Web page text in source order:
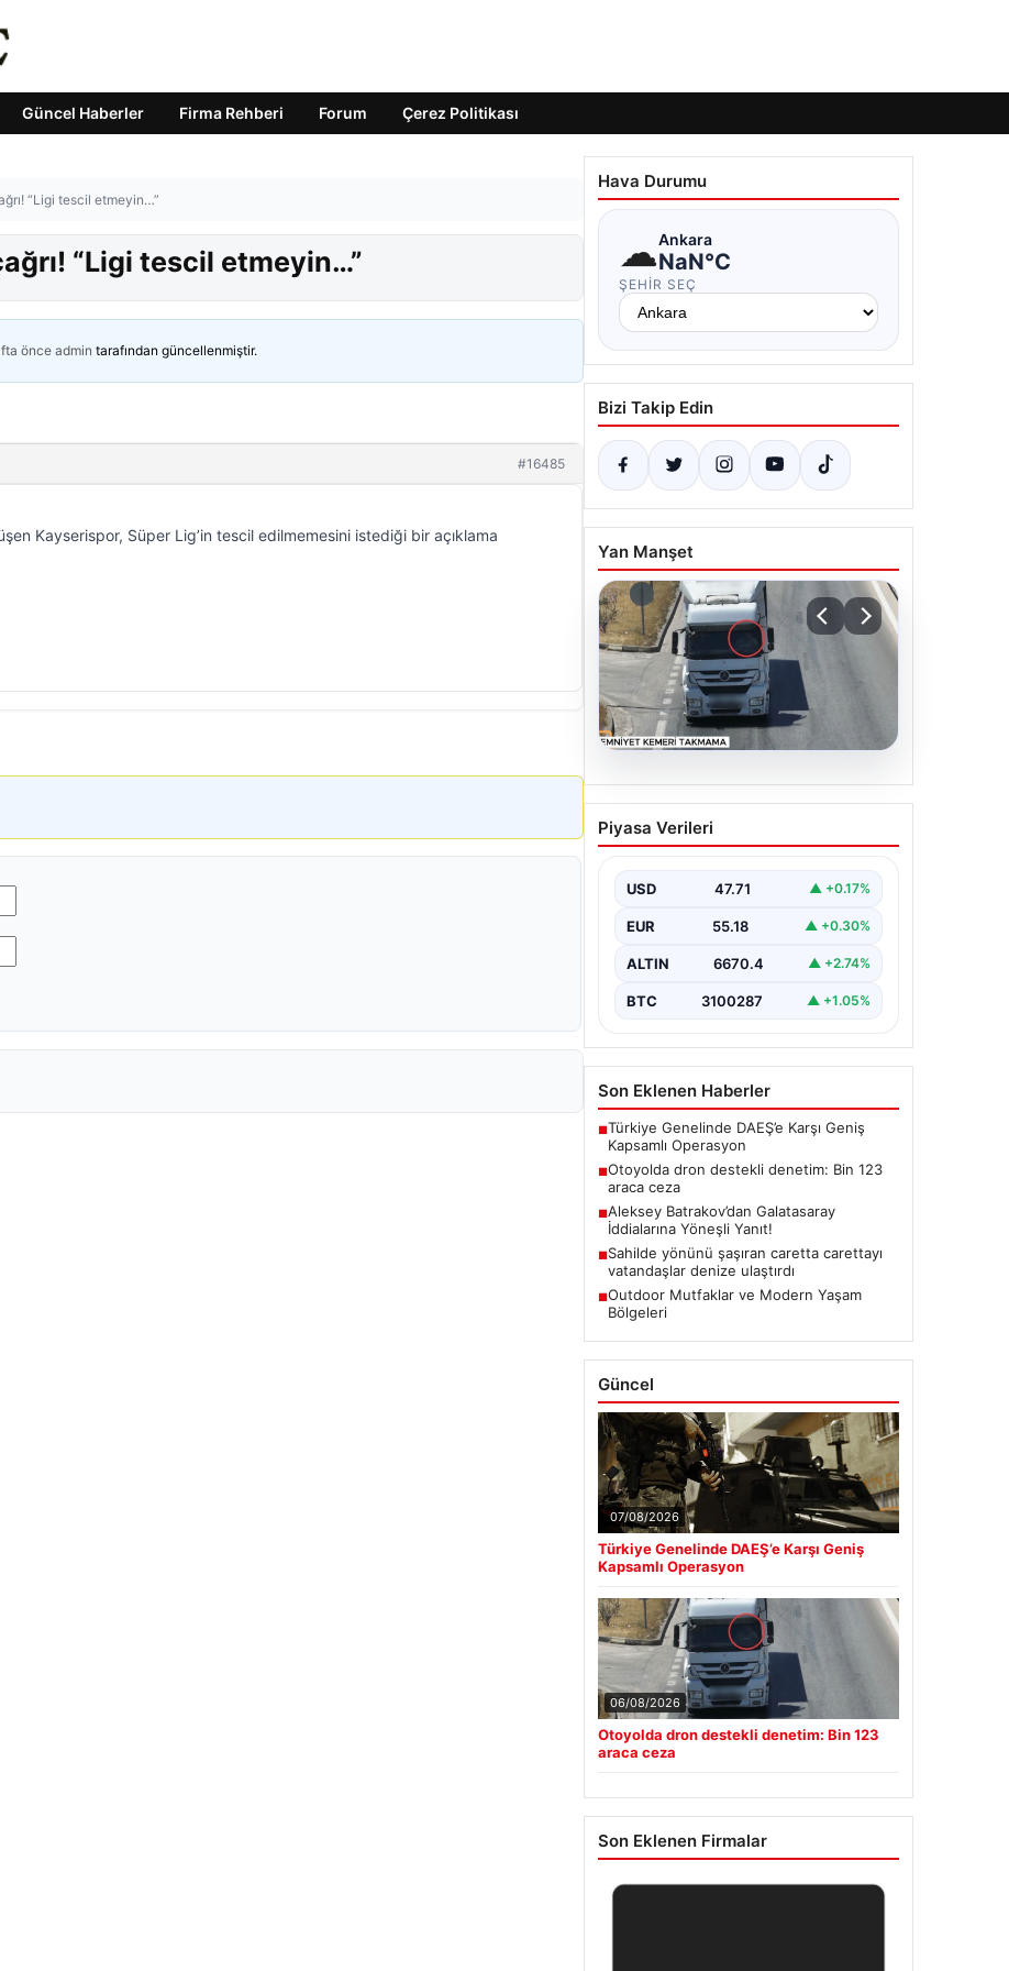
Güncel Haberler Firma Rehberi Forum Çerez Politikası
“Ligi tescil etmeyin…”
“Ligi tescil etmeyin…”
önce admin tarafından güncellenmiştir.
#16485
Kayserispor, Süper Lig’in tescil edilmemesini istediği bir açıklama
Hava Durumu
☁Ankara
NaN°C
ŞEHIR SEÇ
Bizi Takip Edin
Yan Manşet
Otoyolda dron destekli
denetim: Bin 123 araca
Piyasa Verileri
USD 47.71 ▲ +0.17%
EUR 55.18 ▲ +0.30%
ALTIN 6670.4 ▲ +2.74%
BTC 3100287 ▲ +1.05%
Son Eklenen Haberler
■Türkiye Genelinde DAEŞ’e Karşı Geniş
Kapsamlı Operasyon
■Otoyolda dron destekli denetim: Bin 123
araca ceza
■Aleksey Batrakov’dan Galatasaray
İddialarına Yöneşli Yanıt!
■Sahilde yönünü şaşıran caretta carettayı
vatandaşlar denize ulaştırdı
■Outdoor Mutfaklar ve Modern Yaşam
Bölgeleri
Güncel
07/08/2026
Türkiye Genelinde DAEŞ’e Karşı Geniş
Kapsamlı Operasyon
06/08/2026
Otoyolda dron destekli denetim: Bin 123
araca ceza
Son Eklenen Firmalar